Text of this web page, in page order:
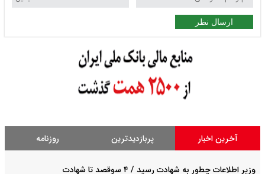
ارسال نظر
آخرین اخبار پربازدیدترین روزنامه
وزیر اطلاعات چطور به شهادت رسید / ۴ سوقصد تا شهادت